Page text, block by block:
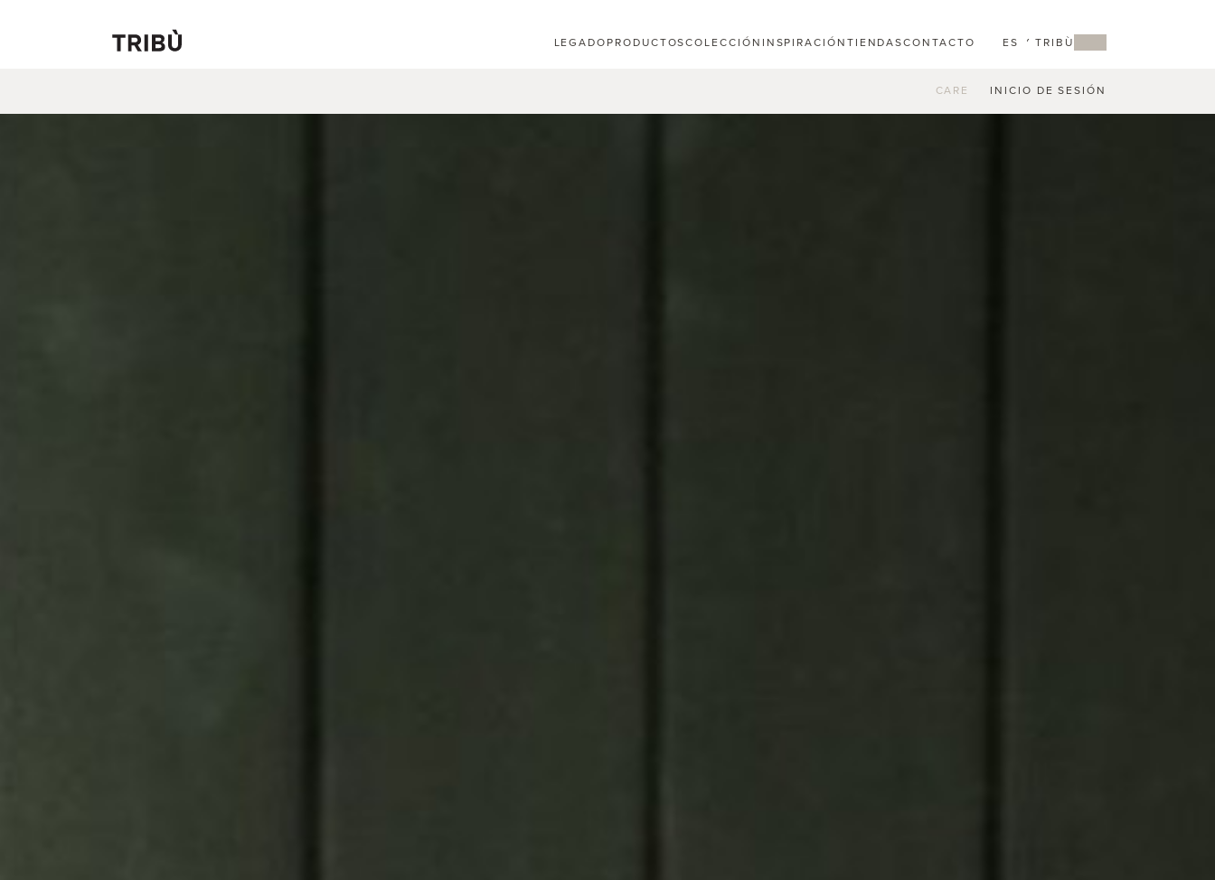
MY TRIBÙ
ES
CONTACTO
TIENDAS
INSPIRACIÓN
COLECCIÓN
PRODUCTOS
LEGADO
INICIO DE SESIÓN
CARE